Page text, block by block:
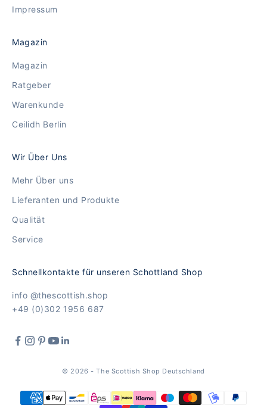
Impressum
Magazin
Magazin
Ratgeber
Warenkunde
Ceilidh Berlin
Wir Über Uns
Mehr Über uns
Lieferanten und Produkte
Qualität
Service
Schnellkontakte für unseren Schottland Shop
info @thescottish.shop
+49 (0)302 1956 687
© 2026 - The Scottish Shop Deutschland